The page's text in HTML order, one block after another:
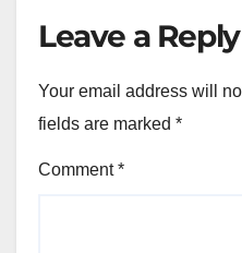
Leave a Reply
Your email address will
fields are marked *
Comment*